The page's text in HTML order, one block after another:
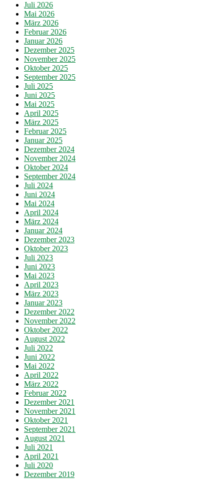
Juli 2026
Mai 2026
März 2026
Februar 2026
Januar 2026
Dezember 2025
November 2025
Oktober 2025
September 2025
Juli 2025
Juni 2025
Mai 2025
April 2025
März 2025
Februar 2025
Januar 2025
Dezember 2024
November 2024
Oktober 2024
September 2024
Juli 2024
Juni 2024
Mai 2024
April 2024
März 2024
Januar 2024
Dezember 2023
Oktober 2023
Juli 2023
Juni 2023
Mai 2023
April 2023
März 2023
Januar 2023
Dezember 2022
November 2022
Oktober 2022
August 2022
Juli 2022
Juni 2022
Mai 2022
April 2022
März 2022
Februar 2022
Dezember 2021
November 2021
Oktober 2021
September 2021
August 2021
Juli 2021
April 2021
Juli 2020
Dezember 2019